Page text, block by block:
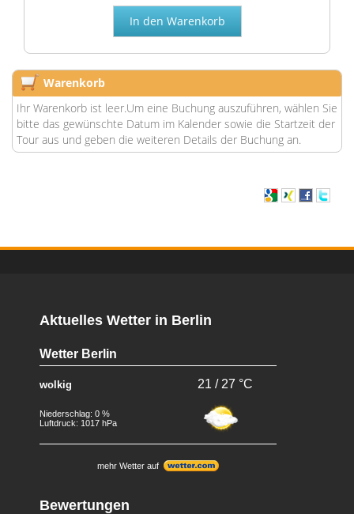
Warenkorb
Ihr Warenkorb ist leer.Um eine Buchung auszuführen, wählen Sie
bitte das gewünschte Datum im Kalender sowie die Startzeit der
Tour aus und geben die weiteren Details der Buchung an.
Aktuelles Wetter in Berlin
Wetter Berlin
wolkig 21 / 27 °C
Niederschlag: 0 %
Luftdruck: 1017 hPa
mehr Wetter auf
Bewertungen